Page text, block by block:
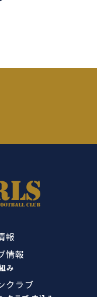
報
情報
み
クラブ